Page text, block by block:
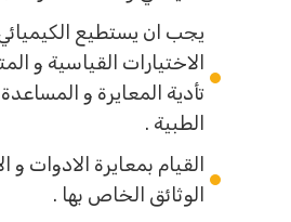
يجب ان يستطيع
الاختيارات القياسية و
تأدية المعايرة و
الطبية .
القيام بمعايرة الادوات
الوثائق الخاص بها .